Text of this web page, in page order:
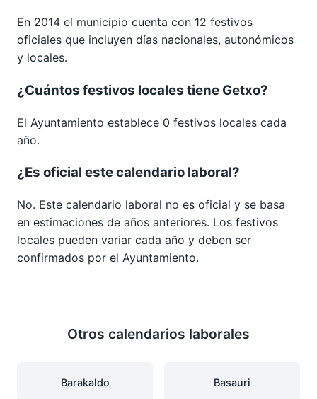
En 2014 el municipio cuenta con 12 festivos
oficiales que incluyen días nacionales, autonómicos
y locales.
¿Cuántos festivos locales tiene Getxo?
El Ayuntamiento establece 0 festivos locales cada
año.
¿Es oficial este calendario laboral?
No. Este calendario laboral no es oficial y se basa
en estimaciones de años anteriores. Los festivos
locales pueden variar cada año y deben ser
confirmados por el Ayuntamiento.
Otros calendarios laborales
Barakaldo Basauri